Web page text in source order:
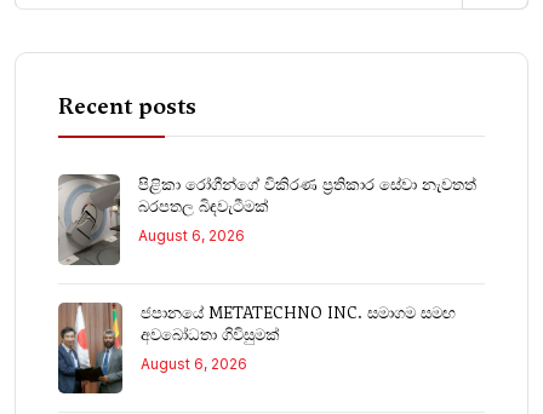
Recent posts
පිළිකා රෝගීන්ගේ විකිරණ ප්‍රතිකාර සේවා නැවතත්
බරපතල බිඳවැටීමක්
August 6, 2026
ජපානයේ METATECHNO INC. සමාගම සමඟ
අවබෝධතා ගිවිසුමක්
August 6, 2026